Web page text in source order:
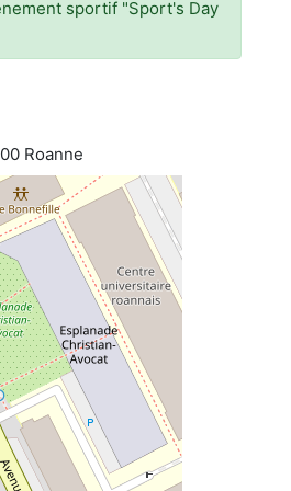
sportif "Sport's Day
Roanne